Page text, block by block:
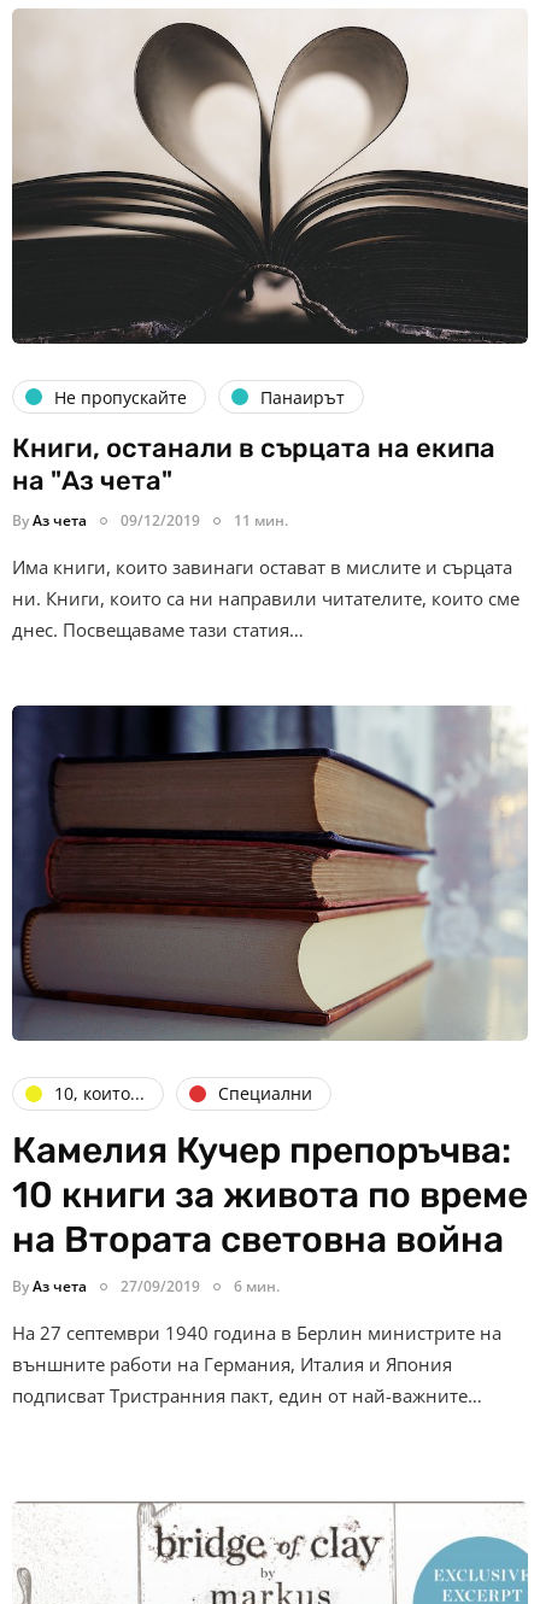
Не пропускайте Панаирът
Книги, останали в сърцата на екипа
на "Аз чета"
ByАз чета 09/12/2019 11 мин.
Има книги, които завинаги остават в мислите и сърцата
ни. Книги, които са ни направили читателите, които сме
днес. Посвещаваме тази статия…
10, които... Специални
Камелия Кучер препоръчва:
10 книги за живота по време
на Втората световна война
ByАз чета 27/09/2019 6 мин.
На 27 септември 1940 година в Берлин министрите на
външните работи на Германия, Италия и Япония
подписват Тристранния пакт, един от най-важните…